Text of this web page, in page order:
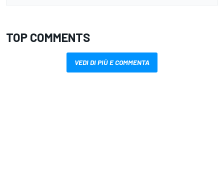
TOP COMMENTS
VEDI DI PIÙ E COMMENTA